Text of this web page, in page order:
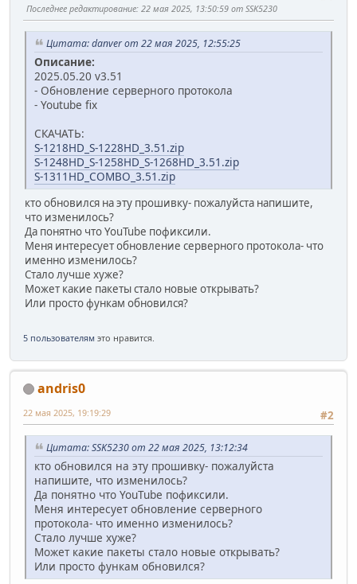
Последнее редактирование: 22 мая 2025, 13:50:59 от SSK5230
Цитата: danver от 22 мая 2025, 12:55:25
Описание:
2025.05.20 v3.51
- Обновление серверного протокола
- Youtube fix
СКАЧАТЬ:
S-1218HD_S-1228HD_3.51.zip
S-1248HD_S-1258HD_S-1268HD_3.51.zip
S-1311HD_COMBO_3.51.zip
кто обновился на эту прошивку- пожалуйста напишите,
что изменилось?
Да понятно что YouTube пофиксили.
Меня интересует обновление серверного протокола- что
именно изменилось?
Стало лучше хуже?
Может какие пакеты стало новые открывать?
Или просто функам обновился?
5 пользователям это нравится.
andris0
#2
22 мая 2025, 19:19:29
Цитата: SSK5230 от 22 мая 2025, 13:12:34
кто обновился на эту прошивку- пожалуйста
напишите, что изменилось?
Да понятно что YouTube пофиксили.
Меня интересует обновление серверного
протокола- что именно изменилось?
Стало лучше хуже?
Может какие пакеты стало новые открывать?
Или просто функам обновился?